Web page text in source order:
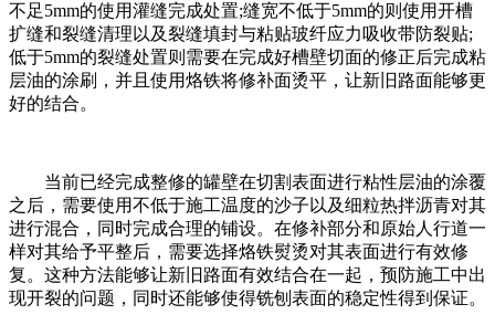
不足5mm的使用灌缝完成处置;缝宽不低于5mm的则使用开槽
扩缝和裂缝清理以及裂缝填封与粘贴玻纤应力吸收带防裂贴;
低于5mm的裂缝处置则需要在完成好槽壁切面的修正后完成粘
层油的涂刷，并且使用烙铁将修补面烫平，让新旧路面能够更
好的结合。
当前已经完成整修的罐壁在切割表面进行粘性层油的涂覆
之后，需要使用不低于施工温度的沙子以及细粒热拌沥青对其
进行混合，同时完成合理的铺设。在修补部分和原始人行道一
样对其给予平整后，需要选择烙铁熨烫对其表面进行有效修
复。这种方法能够让新旧路面有效结合在一起，预防施工中出
现开裂的问题，同时还能够使得铣刨表面的稳定性得到保证。